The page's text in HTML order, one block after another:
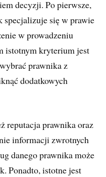
decyzji. Po pierwsze,
specjalizuje się w prawie
w prowadzeniu
istotnym kryterium jest
prawnika z
dodatkowych
reputacja prawnika oraz
informacji zwrotnych
danego prawnika może
Ponadto, istotne jest